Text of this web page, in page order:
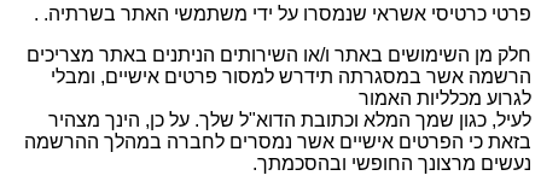
פרטי כרטיסי אשראי שנמסרו על ידי משתמשי האתר בשרתיה. .
חלק מן השימושים באתר ו/או השירותים הניתנים באתר מצריכים
הרשמה אשר במסגרתה תידרש למסור פרטים אישיים, ומבלי
לגרוע מכלליות האמור
לעיל, כגון שמך המלא וכתובת הדוא"ל שלך. על כן, הינך מצהיר
בזאת כי הפרטים אישיים אשר נמסרים לחברה במהלך ההרשמה
נעשים מרצונך החופשי ובהסכמתך.